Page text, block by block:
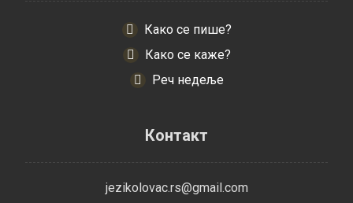
Како се пише?
Како се каже?
Реч недеље
Контакт
jezikolovac.rs@gmail.com